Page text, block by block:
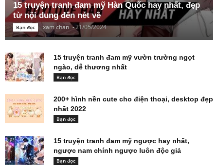
15 truyện tranh đam mỹ Hàn Quốc hay nhất, đẹp
từ nội dung đến nét vẽ
Bạn đọc xam chan -21/05/2024
15 truyện tranh đam mỹ vườn trường ngọt
ngào, dễ thương nhất
Bạn đọc
200+ hình nền cute cho điện thoại, desktop đẹp
nhất 2022
Bạn đọc
15 truyện tranh đam mỹ ngược hay nhất,
ngược nam chính ngược luôn độc giả
Bạn đọc